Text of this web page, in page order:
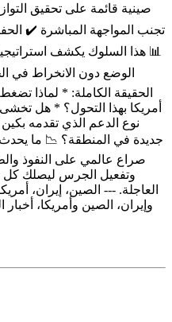
صينية قائمة على تحقيق
تجنب المواجهة المباشرة ✔️
📊 هذا السلوك يكشف
الوضع دون الانخراط في
الحقيقة الكاملة: * لماذا
أمريكا بهذا التحول؟ * هل
نوع الدعم الذي تقدمه
جديدة في المنطقة؟ 📉 ما
صراع عالمي على النفوذ
وتفعيل الجرس ليصلك كل
العاجلة. --- الصين، إيران،
وإيران، الصين وأمريكا،